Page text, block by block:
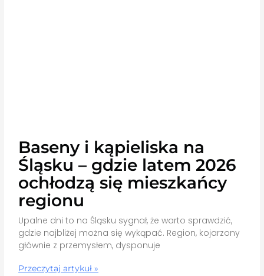
Baseny i kąpieliska na
Śląsku – gdzie latem 2026
ochłodzą się mieszkańcy
regionu
Upalne dni to na Śląsku sygnał, że warto sprawdzić,
gdzie najbliżej można się wykąpać. Region, kojarzony
głównie z przemysłem, dysponuje
Przeczytaj artykuł »